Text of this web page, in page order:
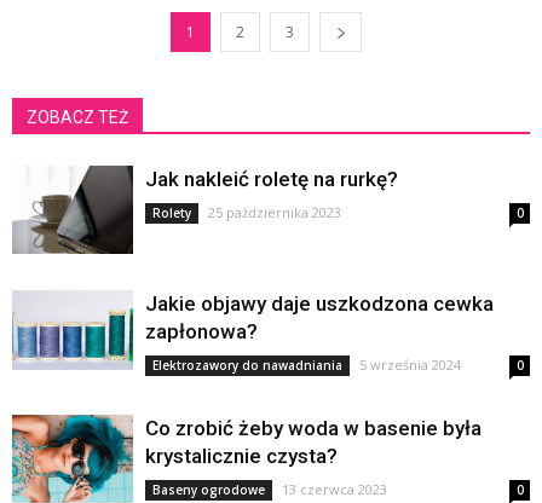
1 2 3
ZOBACZ TEŻ
Jak nakleić roletę na rurkę?
Rolety 25 października 2023 0
Jakie objawy daje uszkodzona cewka
zapłonowa?
Elektrozawory do nawadniania 5 września 2024 0
Co zrobić żeby woda w basenie była
krystalicznie czysta?
Baseny ogrodowe 13 czerwca 2023 0